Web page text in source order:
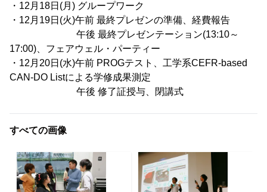
・12月18日(月) グループワーク
・12月19日(火)午前 最終プレゼンの準備、経費報告
午後 最終プレゼンテーション(13:10～
17:00)、フェアウェル・パーティー
・12月20日(水)午前 PROGテスト、工学系CEFR-based
CAN-DO Listによる学修成果測定
午後 修了証授与、閉講式
すべての画像